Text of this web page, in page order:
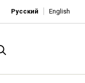
Русский English